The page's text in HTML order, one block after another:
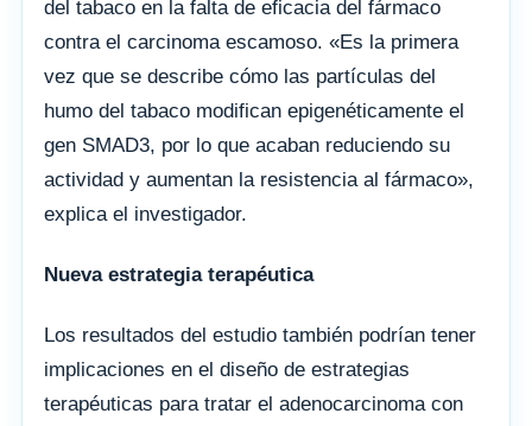
del tabaco en la falta de eficacia del fármaco
contra el carcinoma escamoso. «Es la primera
vez que se describe cómo las partículas del
humo del tabaco modifican epigenéticamente el
gen SMAD3, por lo que acaban reduciendo su
actividad y aumentan la resistencia al fármaco»,
explica el investigador.
Nueva estrategia terapéutica
Los resultados del estudio también podrían tener
implicaciones en el diseño de estrategias
terapéuticas para tratar el adenocarcinoma con